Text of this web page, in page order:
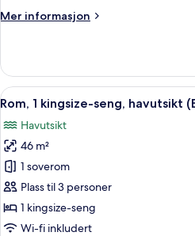
Mer informasjon
Mer
1
kingsize-
seng
Åpne
alle
bildene
av
Rom,
1
kingsize-
seng,
6
Rom, 1 kingsize-seng, havutsikt
Havutsikt
46 m²
1 soverom
Plass til 3 personer
1 kingsize-seng
Wi-fi inkludert